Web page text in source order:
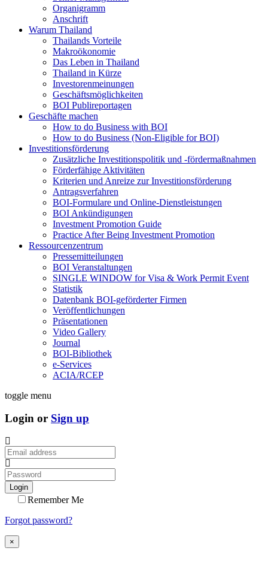
Organigramm
Anschrift
Warum Thailand
Thailands Vorteile
Makroökonomie
Das Leben in Thailand
Thailand in Kürze
Investorenmeinungen
Geschäftsmöglichkeiten
BOI Publireportagen
Geschäfte machen
How to do Business with BOI
How to do Business (Non-Eligible for BOI)
Investitionsförderung
Zusätzliche Investitionspolitik und -fördermaßnahmen
Förderfähige Aktivitäten
Kriterien und Anreize zur Investitionsförderung
Antragsverfahren
BOI-Formulare und Online-Dienstleistungen
BOI Ankündigungen
Investment Promotion Guide
Practice After Being Investment Promotion
Ressourcenzentrum
Pressemitteilungen
BOI Veranstaltungen
SINGLE WINDOW for Visa & Work Permit Event
Statistik
Datenbank BOI-geförderter Firmen
Veröffentlichungen
Präsentationen
Video Gallery
Journal
BOI-Bibliothek
e-Services
ACIA/RCEP
toggle menu
Login or Sign up
Login
Remember Me
Forgot password?
×